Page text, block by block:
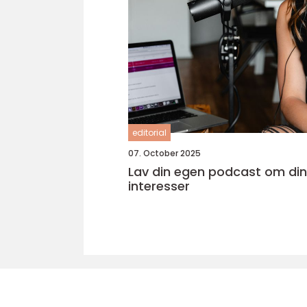
editorial
07. October 2025
Lav din egen podcast om
interesser